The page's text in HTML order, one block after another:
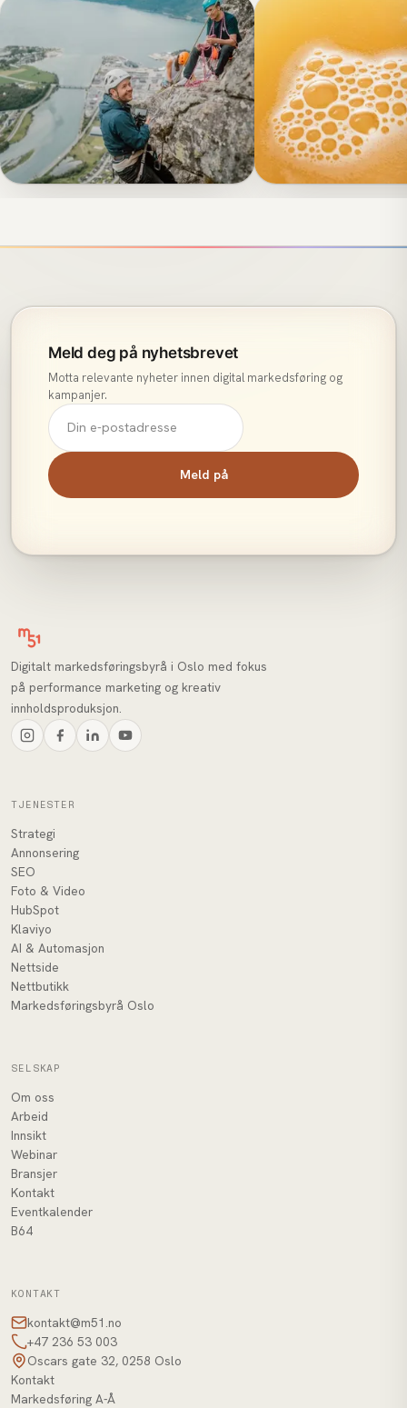
Meld deg på nyhetsbrevet
Motta relevante nyheter innen digital markedsføring og
kampanjer.
Meld på
Digitalt markedsføringsbyrå i Oslo med fokus
på performance marketing og kreativ
innholdsproduksjon.
TJENESTER
Strategi
Annonsering
SEO
Foto & Video
HubSpot
Klaviyo
AI & Automasjon
Nettside
Nettbutikk
Markedsføringsbyrå Oslo
SELSKAP
Om oss
Arbeid
Innsikt
Webinar
Bransjer
Kontakt
Eventkalender
B64
KONTAKT
kontakt@m51.no
+47 236 53 003
Oscars gate 32, 0258 Oslo
Kontakt
Markedsføring A-Å